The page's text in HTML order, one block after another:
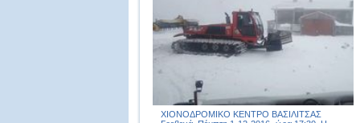
ΧΙΟΝΟΔΡΟΜΙΚΟ ΚΕΝΤΡΟ ΒΑΣΙΛΙΤΣΑΣ